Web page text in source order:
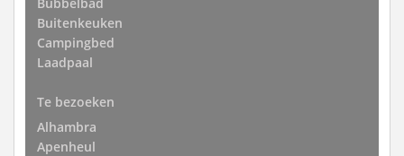
Buitenkeuken
Campingbed
Laadpaal
Te bezoeken
Alhambra
Apenheul